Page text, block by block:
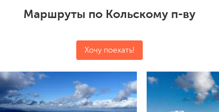
Маршруты по Кольскому п-ву
Хочу поехать!